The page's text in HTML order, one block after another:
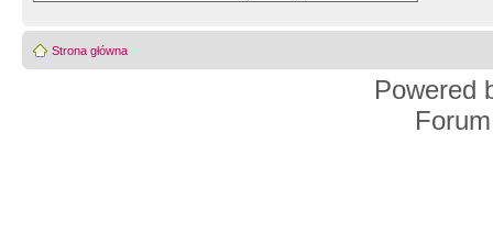
Strona główna
Powered